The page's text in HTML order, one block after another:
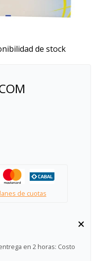
de stock
de cuotas
en 2 horas: Costo